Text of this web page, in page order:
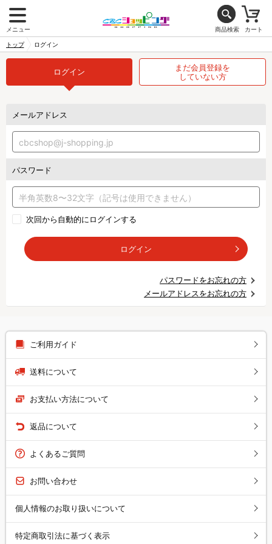
メニュー 商品検索 カート
トップ ログイン
ログイン
まだ会員登録を
していない方
メールアドレス
パスワード
次回から自動的にログインする
ログイン
パスワードをお忘れの方
メールアドレスをお忘れの方
ご利用ガイド
送料について
お支払い方法について
返品について
よくあるご質問
お問い合わせ
個人情報のお取り扱いについて
特定商取引法に基づく表示